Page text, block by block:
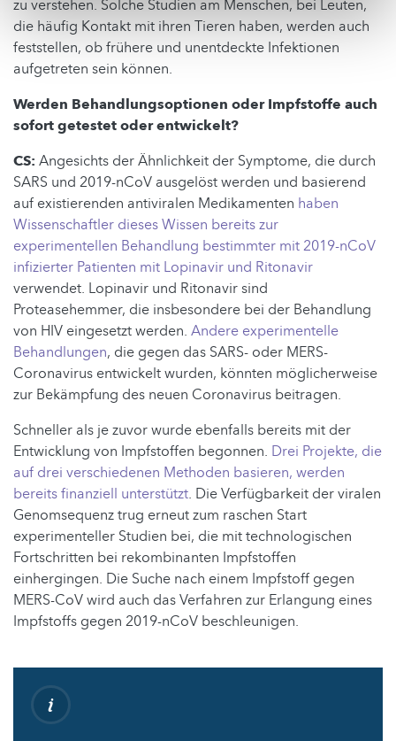
zu verstehen. Solche Studien am Menschen, bei Leuten,
die häufig Kontakt mit ihren Tieren haben, werden auch
feststellen, ob frühere und unentdeckte Infektionen
aufgetreten sein können.
Werden Behandlungsoptionen oder Impfstoffe auch
sofort getestet oder entwickelt?
CS: Angesichts der Ähnlichkeit der Symptome, die durch
SARS und 2019-nCoV ausgelöst werden und basierend
auf existierenden antiviralen Medikamenten haben
Wissenschaftler dieses Wissen bereits zur
experimentellen Behandlung bestimmter mit 2019-nCoV
infizierter Patienten mit Lopinavir und Ritonavir
verwendet. Lopinavir und Ritonavir sind
Proteasehemmer, die insbesondere bei der Behandlung
von HIV eingesetzt werden. Andere experimentelle
Behandlungen, die gegen das SARS- oder MERS-
Coronavirus entwickelt wurden, könnten möglicherweise
zur Bekämpfung des neuen Coronavirus beitragen.
Schneller als je zuvor wurde ebenfalls bereits mit der
Entwicklung von Impfstoffen begonnen. Drei Projekte, die
auf drei verschiedenen Methoden basieren, werden
bereits finanziell unterstützt. Die Verfügbarkeit der viralen
Genomsequenz trug erneut zum raschen Start
experimenteller Studien bei, die mit technologischen
Fortschritten bei rekombinanten Impfstoffen
einhergingen. Die Suche nach einem Impfstoff gegen
MERS-CoV wird auch das Verfahren zur Erlangung eines
Impfstoffs gegen 2019-nCoV beschleunigen.